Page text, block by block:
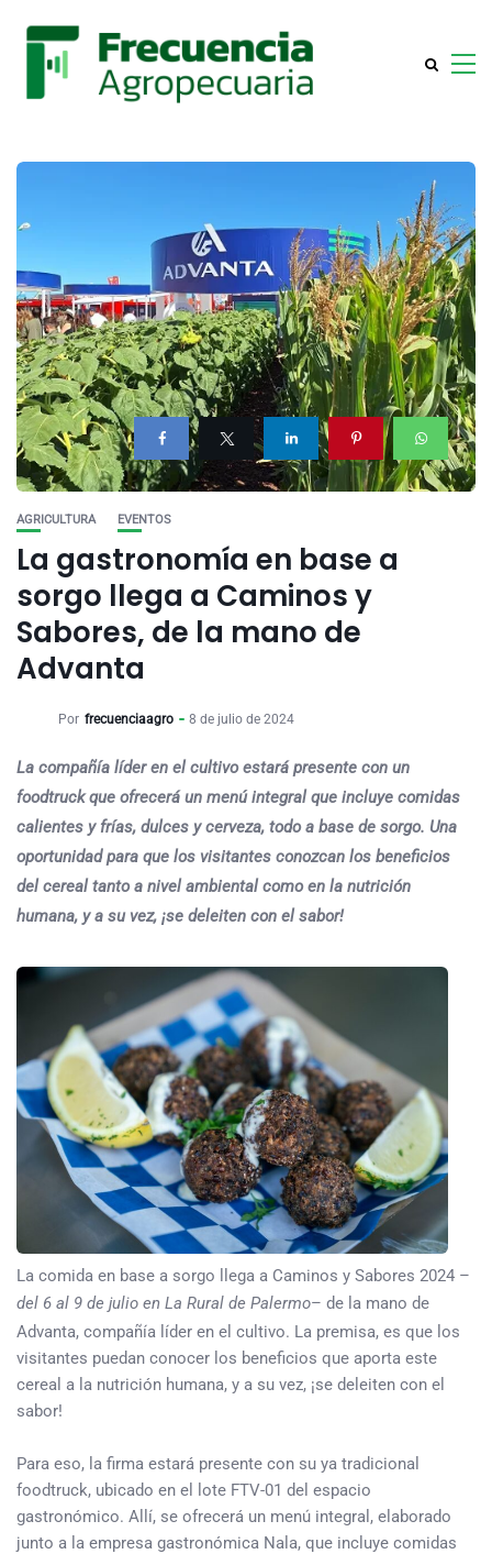
AGRICULTURA EVENTOS
La gastronomía en base a
sorgo llega a Caminos y
Sabores, de la mano de
Advanta
Por frecuenciaagro 8 de julio de 2024
La compañía líder en el cultivo estará presente con un
foodtruck que ofrecerá un menú integral que incluye comidas
calientes y frías, dulces y cerveza, todo a base de sorgo. Una
oportunidad para que los visitantes conozcan los beneficios
del cereal tanto a nivel ambiental como en la nutrición
humana, y a su vez, ¡se deleiten con el sabor!
La comida en base a sorgo llega a Caminos y Sabores 2024 –
del 6 al 9 de julio en La Rural de Palermo– de la mano de
Advanta, compañía líder en el cultivo. La premisa, es que los
visitantes puedan conocer los beneficios que aporta este
cereal a la nutrición humana, y a su vez, ¡se deleiten con el
sabor!
Para eso, la firma estará presente con su ya tradicional
foodtruck, ubicado en el lote FTV-01 del espacio
gastronómico. Allí, se ofrecerá un menú integral, elaborado
junto a la empresa gastronómica Nala, que incluye comidas